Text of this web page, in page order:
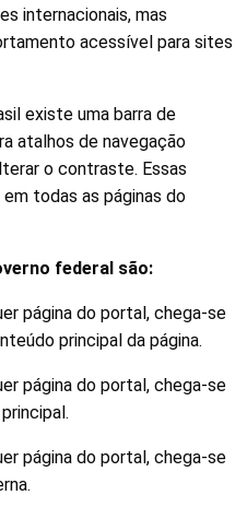
internacionais, mas
acessível para sites
existe uma barra de
atalhos de navegação
o contraste. Essas
todas as páginas do
federal são:
página do portal, chega-se
principal da página.
página do portal, chega-se
página do portal, chega-se